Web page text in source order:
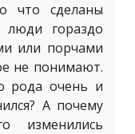
что сделаны
гораздо
или порчами
не понимают.
рода очень и
А почему
изменились